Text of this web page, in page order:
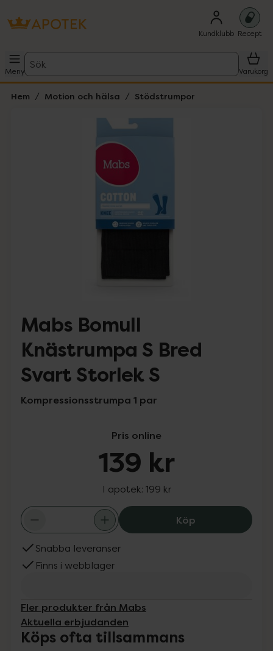
Kundklubb Recept
Meny
Sök
Varukorg
Hem Motion och hälsa Stödstrumpor
Mabs Bomull
Knästrumpa S Bred
Svart Storlek S
Kompressionsstrumpa 1 par
Pris online
139 kr
I apotek: 199 kr
KöpMabs Bomull
Snabba leveranser
Finns i webblager
Fler produkter från Mabs
Aktuella erbjudanden
Köps ofta tillsammans